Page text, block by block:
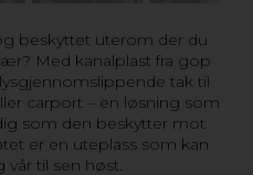
beskyttet uterom der du
Med kanalplast fra gop
tak til
carport – en løsning som
som den beskytter mot
er en uteplass som kan
vår til sen høst.